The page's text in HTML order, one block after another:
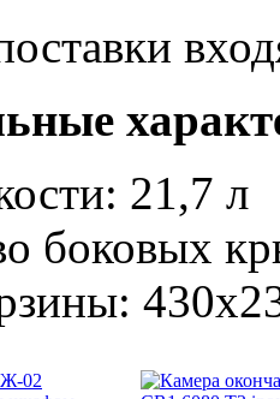
21,7 л
боковых